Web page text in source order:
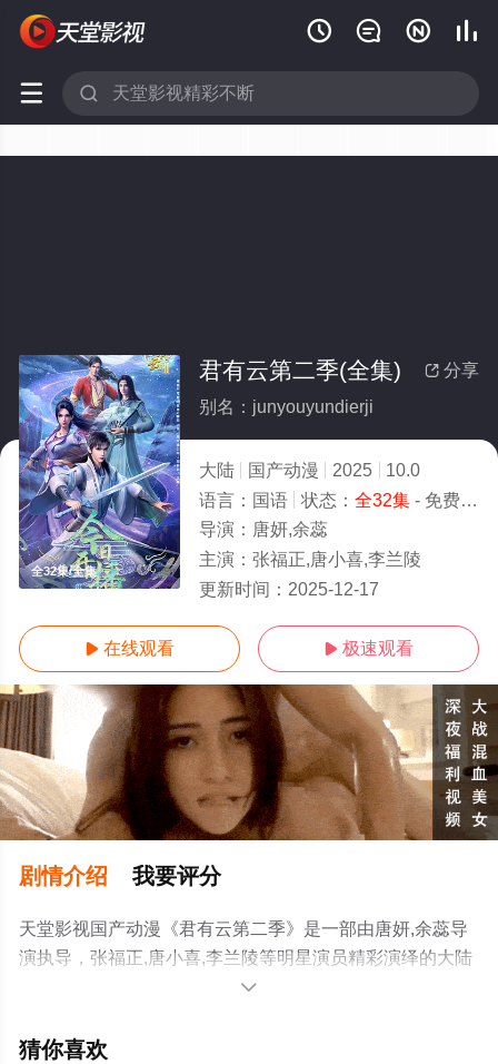
   
 
全32集/全集
 分享
君有云第二季(全集)
别名：junyouyundierji
大陆 国产动漫 2025
10.0
语言： 国语 状态： 全32集- 免费在线观看
导演： 唐妍,余蕊
主演： 张福正,唐小喜,李兰陵
更新时间： 2025-12-17
 在线观看  极速观看
剧情介绍 我要评分
天堂影视国产动漫《君有云第二季》是一部由唐妍,余蕊导
演执导，张福正,唐小喜,李兰陵等明星演员精彩演绎的大陆
动漫，大结局剧情已揭晓（全32集），手机免费观看高清
移步至豆瓣动漫、电视猫或剧情网等平台了解。

猜你喜欢